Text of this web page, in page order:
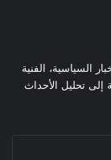
السياسية، الفنية
إلى تحليل الأحداث